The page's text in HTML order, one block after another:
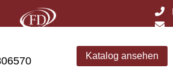
Katalog ansehen